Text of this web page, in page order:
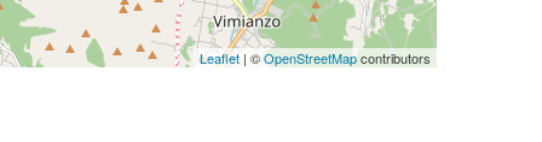
Leaflet | ©OpenStreetMapcontributors